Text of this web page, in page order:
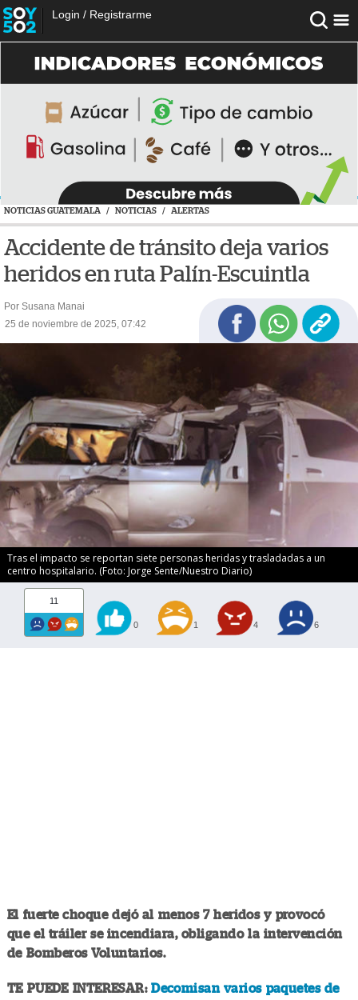
Login / Registrarme
NOTICIAS GUATEMALA / NOTICIAS / ALERTAS
Accidente de tránsito deja varios
heridos en ruta Palín-Escuintla
Por Susana Manai
25 de noviembre de 2025, 07:42
Tras el impacto se reportan siete personas heridas y trasladadas a un
centro hospitalario. (Foto: Jorge Sente/Nuestro Diario)
11
0 1 4 6
El fuerte choque dejó al menos 7 heridos y provocó
que el tráiler se incendiara, obligando la intervención
de Bomberos Voluntarios.
TE PUEDE INTERESAR:Decomisan varios paquetes de